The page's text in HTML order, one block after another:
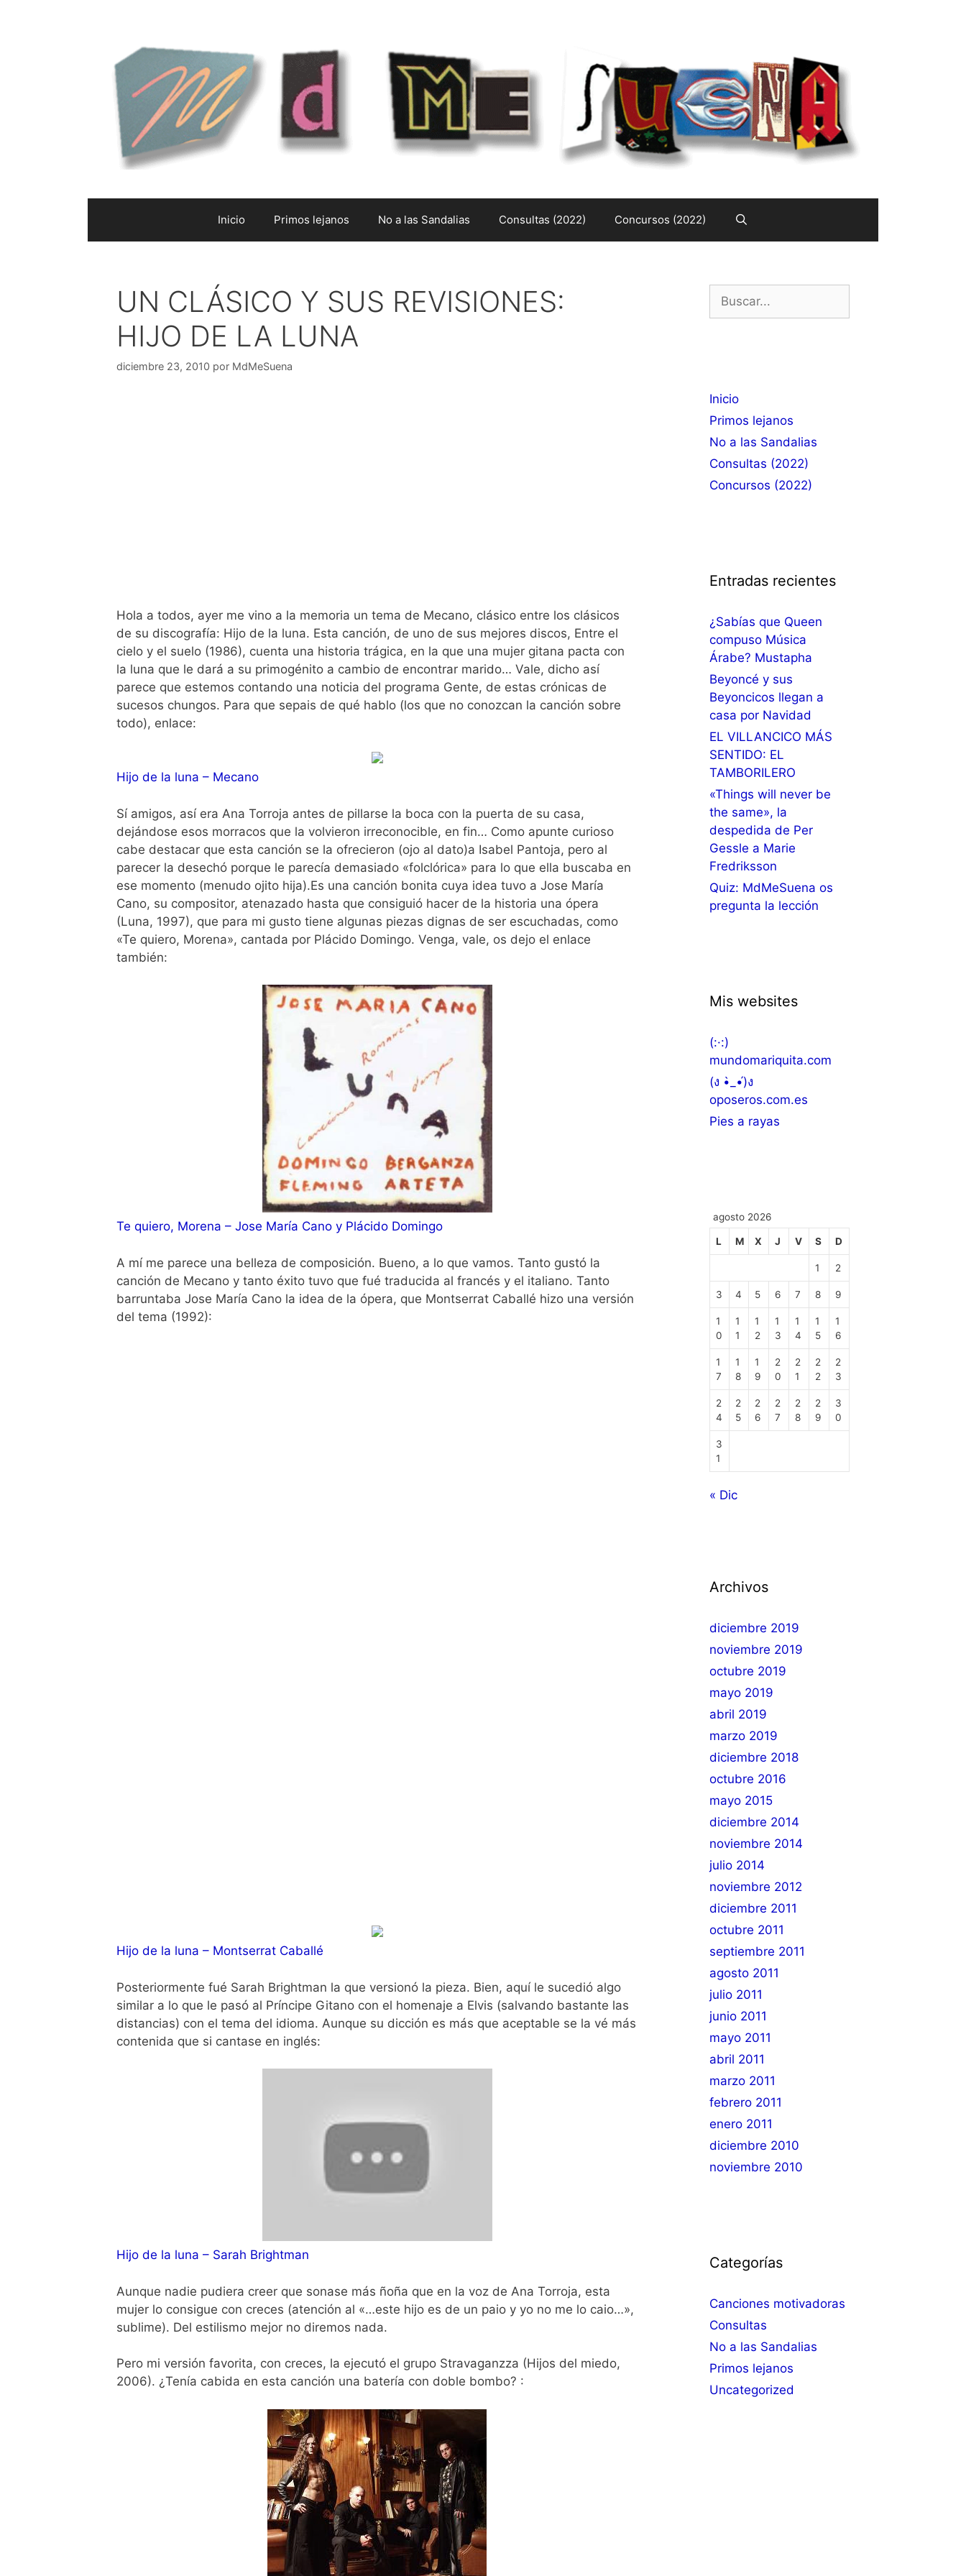
Inicio Primos lejanos No a las Sandalias Consultas (2022) Concursos (2022)
UN CLÁSICO Y SUS REVISIONES:
HIJO DE LA LUNA
diciembre 23, 2010 por MdMeSuena
Hola a todos, ayer me vino a la memoria un tema de Mecano, clásico entre los clásicos
de su discografía: Hijo de la luna. Esta canción, de uno de sus mejores discos, Entre el
cielo y el suelo (1986), cuenta una historia trágica, en la que una mujer gitana pacta con
la luna que le dará a su primogénito a cambio de encontrar marido… Vale, dicho así
parece que estemos contando una noticia del programa Gente, de estas crónicas de
sucesos chungos. Para que sepais de qué hablo (los que no conozcan la canción sobre
todo), enlace:
Hijo de la luna – Mecano
Sí amigos, así era Ana Torroja antes de pillarse la boca con la puerta de su casa,
dejándose esos morracos que la volvieron irreconocible, en fin… Como apunte curioso
cabe destacar que esta canción se la ofrecieron (ojo al dato)a Isabel Pantoja, pero al
parecer la desechó porque le parecía demasiado «folclórica» para lo que ella buscaba en
ese momento (menudo ojito hija).Es una canción bonita cuya idea tuvo a Jose María
Cano, su compositor, atenazado hasta que consiguió hacer de la historia una ópera
(Luna, 1997), que para mi gusto tiene algunas piezas dignas de ser escuchadas, como
«Te quiero, Morena», cantada por Plácido Domingo. Venga, vale, os dejo el enlace
también:
Te quiero, Morena – Jose María Cano y Plácido Domingo
A mí me parece una belleza de composición. Bueno, a lo que vamos. Tanto gustó la
canción de Mecano y tanto éxito tuvo que fué traducida al francés y el italiano. Tanto
barruntaba Jose María Cano la idea de la ópera, que Montserrat Caballé hizo una versión
del tema (1992):
Hijo de la luna – Montserrat Caballé
Posteriormente fué Sarah Brightman la que versionó la pieza. Bien, aquí le sucedió algo
similar a lo que le pasó al Príncipe Gitano con el homenaje a Elvis (salvando bastante las
distancias) con el tema del idioma. Aunque su dicción es más que aceptable se la vé más
contenida que si cantase en inglés:
Hijo de la luna – Sarah Brightman
Aunque nadie pudiera creer que sonase más ñoña que en la voz de Ana Torroja, esta
mujer lo consigue con creces (atención al «…este hijo es de un paio y yo no me lo caio…»,
sublime). Del estilismo mejor no diremos nada.
Pero mi versión favorita, con creces, la ejecutó el grupo Stravaganzza (Hijos del miedo,
2006). ¿Tenía cabida en esta canción una batería con doble bombo? :
Inicio
Primos lejanos
No a las Sandalias
Consultas (2022)
Concursos (2022)
Entradas recientes
¿Sabías que Queen
compuso Música
Árabe? Mustapha
Beyoncé y sus
Beyoncicos llegan a
casa por Navidad
EL VILLANCICO MÁS
SENTIDO: EL
TAMBORILERO
«Things will never be
the same», la
despedida de Per
Gessle a Marie
Fredriksson
Quiz: MdMeSuena os
pregunta la lección
Mis websites
(:·:)
mundomariquita.com
(ง •̀_•́)ง
oposeros.com.es
Pies a rayas
agosto 2026
L M X J V S D
1 2
3 4 5 6 7 8 9
1
0
1
1
1
2
1
3
1
4
1
5
1
6
1
7
1
8
1
9
2
0
2
1
2
2
2
3
2
4
2
5
2
6
2
7
2
8
2
9
3
0
3
1
« Dic
Archivos
diciembre 2019
noviembre 2019
octubre 2019
mayo 2019
abril 2019
marzo 2019
diciembre 2018
octubre 2016
mayo 2015
diciembre 2014
noviembre 2014
julio 2014
noviembre 2012
diciembre 2011
octubre 2011
septiembre 2011
agosto 2011
julio 2011
junio 2011
mayo 2011
abril 2011
marzo 2011
febrero 2011
enero 2011
diciembre 2010
noviembre 2010
Categorías
Canciones motivadoras
Consultas
No a las Sandalias
Primos lejanos
Uncategorized